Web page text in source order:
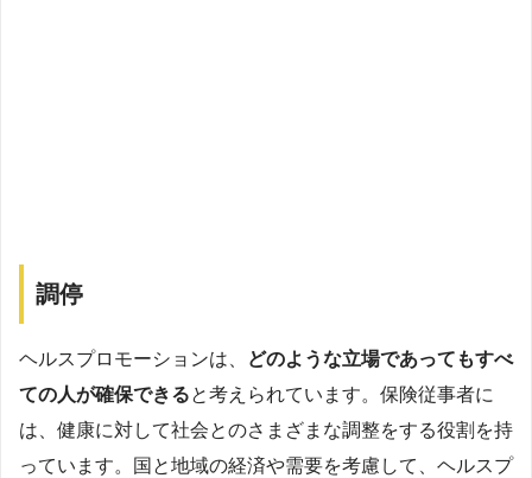
調停
ヘルスプロモーションは、
どのような立場であってもすべ
ての人が確保できると考えられています。保険従事者に
は、健康に対して社会とのさまざまな調整をする役割を持
っています。国と地域の経済や需要を考慮して、ヘルスプ